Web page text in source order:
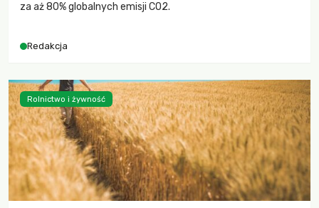
za aż 80% globalnych emisji CO2.
Redakcja
Rolnictwo i żywność